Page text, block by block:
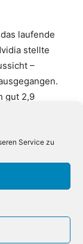
Service zu
laufende
stellte
–
gut 2,9
Oktober
steigerte Nvidia
knapp 3,2
Gewinn –